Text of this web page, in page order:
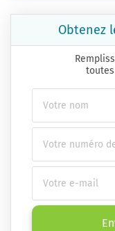
Obtenez